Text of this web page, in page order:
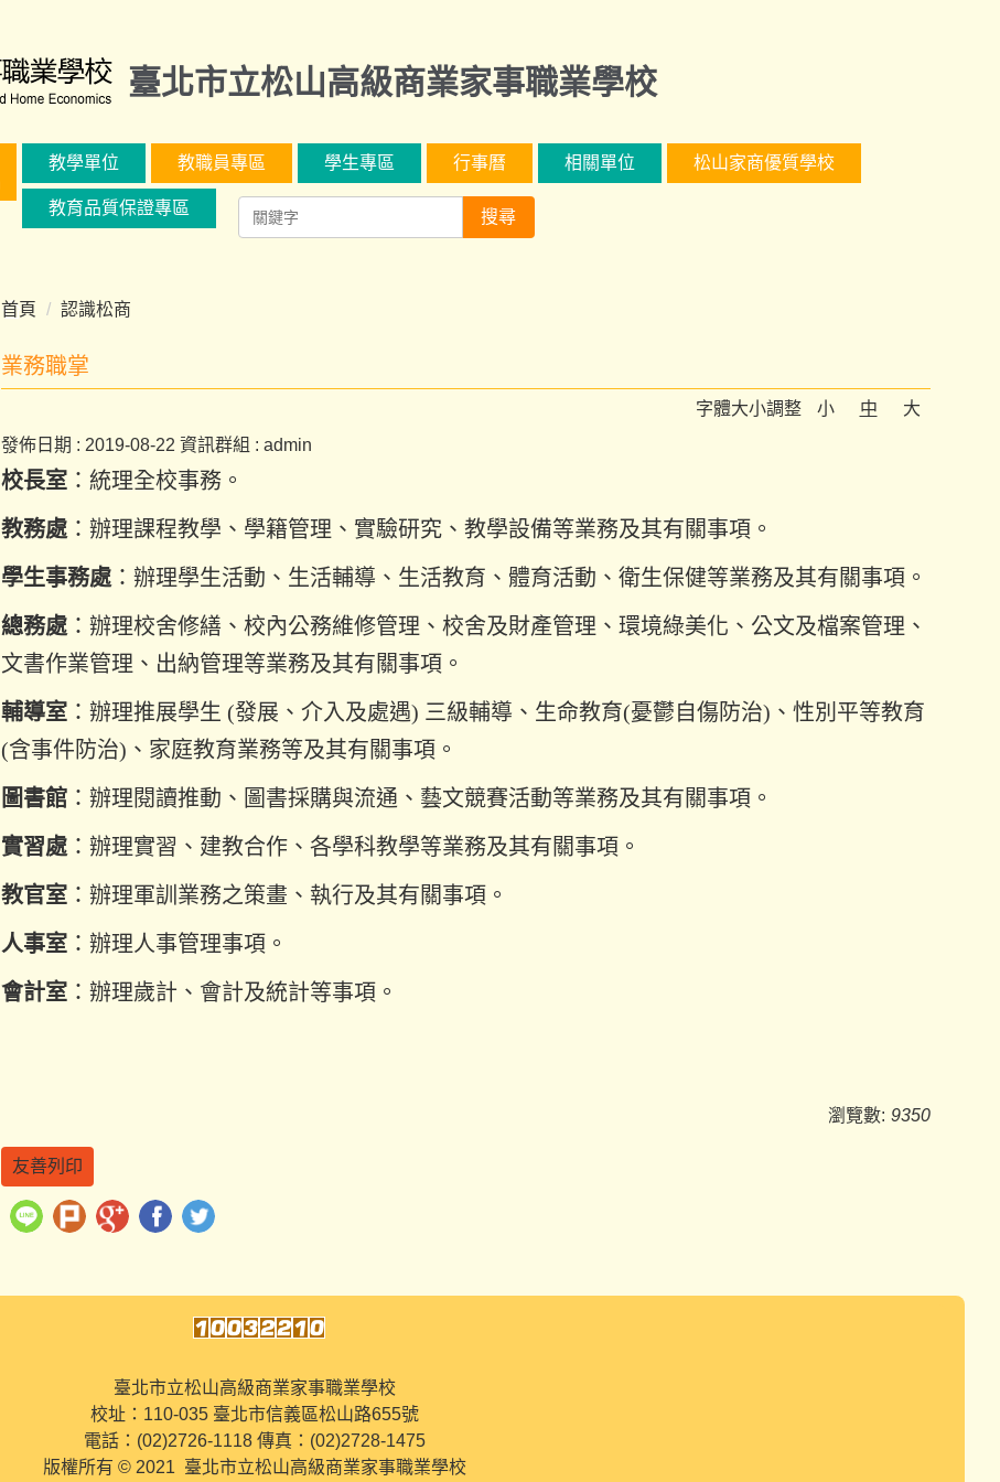
臺北市立松山高級商業家事職業學校
教學單位 教職員專區 學生專區 行事曆 相關單位 松山家商優質學校
教育品質保證專區 搜尋
首頁 認識松商
業務職掌
字體大小調整 小 中
大
發佈日期 : 2019-08-22 資訊群組 : admin
校長室 ：統理全校事務。
教務處 ：辦理課程教學、學籍管理、實驗研究、教學設備等業務及其有關事項。
學生事務處 ：辦理學生活動、生活輔導、生活教育、體育活動、衛生保健等業務及其有關事項。
總務處 ：辦理校舍修繕、校內公務維修管理、校舍及財產管理、環境綠美化、公文及檔案管理、
文書作業管理、出納管理等業務及其有關事項。
輔導室 ：辦理推展學生 (發展、介入及處遇) 三級輔導、生命教育(憂鬱自傷防治)、性別平等教育
(含事件防治)、家庭教育業務等及其有關事項。
圖書館 ：辦理閱讀推動、圖書採購與流通、藝文競賽活動等業務及其有關事項。
實習處 ：辦理實習、建教合作、各學科教學等業務及其有關事項。
教官室 ：辦理軍訓業務之策畫、執行及其有關事項。
人事室 ：辦理人事管理事項。
會計室 ：辦理歲計、會計及統計等事項。
瀏覽數: 9350
友善列印
臺北市立松山高級商業家事職業學校
校址：110-035 臺北市信義區松山路655號
電話：(02)2726-1118 傳真：(02)2728-1475
版權所有 © 2021 臺北市立松山高級商業家事職業學校